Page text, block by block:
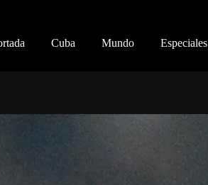
Cuba Mundo Especiales